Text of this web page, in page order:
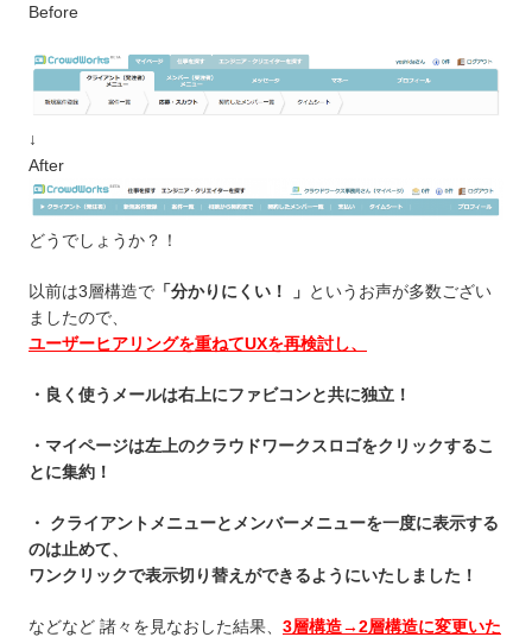
Before
↓
After
どうでしょうか？！
以前は3層構造で 「分かりにくい！ 」 というお声が多数ござい
ましたので、
ユーザーヒアリングを重ねてUXを再検討し、
・良く使うメールは右上にファビコンと共に独立！
・マイページは左上のクラウドワークスロゴをクリックするこ
とに集約！
・ クライアントメニューとメンバーメニューを一度に表示する
のは止めて、
ワンクリックで表示切り替えができるようにいたしました！
などなど 諸々を見なおした結果、 3層構造→2層構造に変更いた